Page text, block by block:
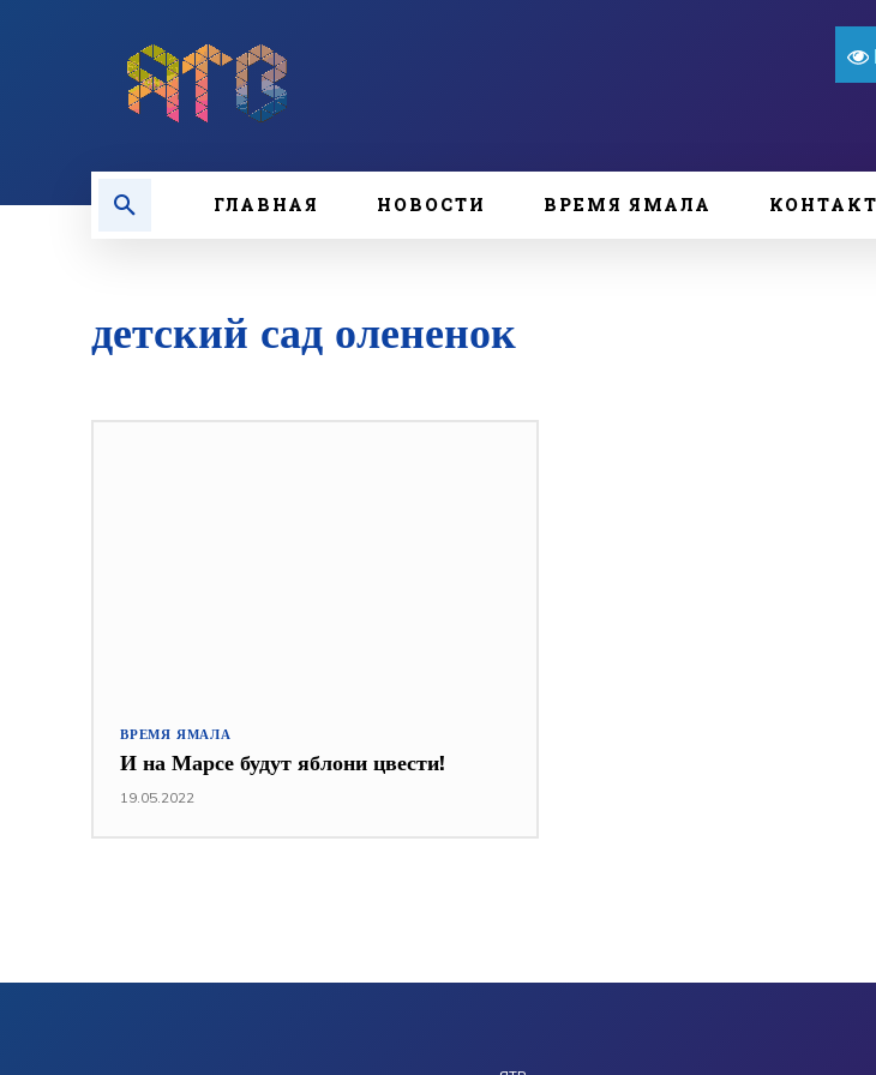
ГЛАВНАЯ НОВОСТИ ВРЕМЯ ЯМАЛА
детский сад олененок
ВРЕМЯ ЯМАЛА
И на Марсе будут яблони цвести!
19.05.2022